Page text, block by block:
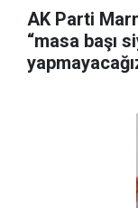
AK Parti
“masa başı